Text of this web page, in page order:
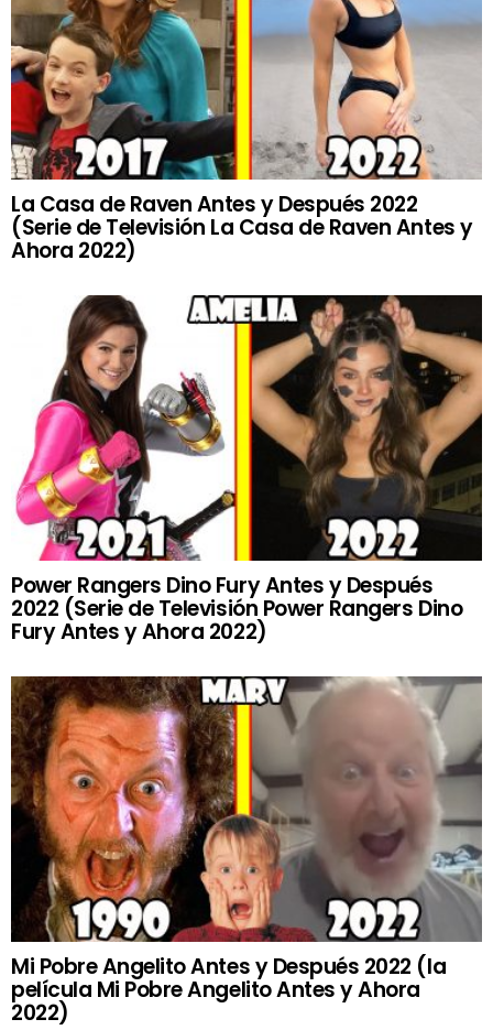
La Casa de Raven Antes y Después 2022
(Serie de Televisión La Casa de Raven Antes y
Ahora 2022)
Power Rangers Dino Fury Antes y Después
2022 (Serie de Televisión Power Rangers Dino
Fury Antes y Ahora 2022)
Mi Pobre Angelito Antes y Después 2022 (la
película Mi Pobre Angelito Antes y Ahora
2022)